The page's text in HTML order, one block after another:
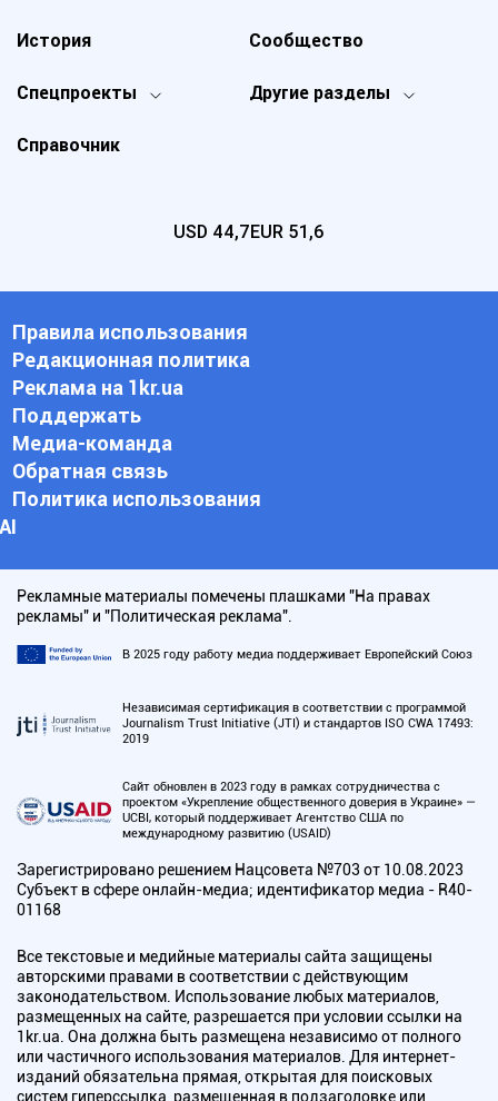
Спецпроекты Другие разделы
История
Справочник
Сообщество
USD 44,7EUR 51,6
Правила использования
Редакционная политика
Реклама на 1kr.ua
Поддержать
Медиа-команда
Обратная связь
Политика использования
АI
Рекламные материалы помечены плашками "На правах
рекламы" и "Политическая реклама".
В 2025 году работу медиа поддерживает Европейский Союз
Независимая сертификация в соответствии с программой
Journalism Trust Initiative (JTI) и стандартов ISO CWA 17493:
2019
Сайт обновлен в 2023 году в рамках сотрудничества с
проектом «Укрепление общественного доверия в Украине» —
UCBI, который поддерживает Агентство США по
международному развитию (USAID)
Зарегистрировано решением Нацсовета №703 от 10.08.2023
Субъект в сфере онлайн-медиа; идентификатор медиа - R40-
01168
Все текстовые и медийные материалы сайта защищены
авторскими правами в соответствии с действующим
законодательством. Использование любых материалов,
размещенных на сайте, разрешается при условии ссылки на
1kr.ua. Она должна быть размещена независимо от полного
или частичного использования материалов. Для интернет-
изданий обязательна прямая, открытая для поисковых
систем гиперссылка, размещенная в подзаголовке или